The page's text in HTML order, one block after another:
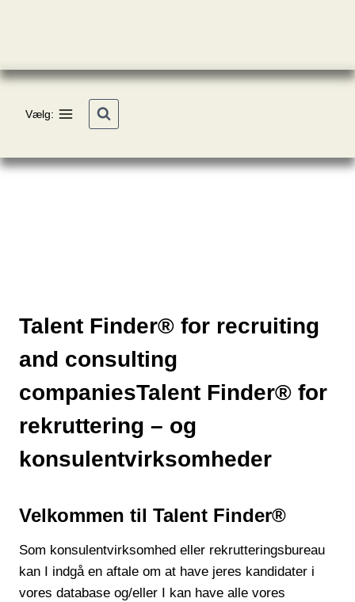
Vælg:
Talent Finder® for recruiting
and consulting
companiesTalent Finder® for
rekruttering – og
konsulentvirksomheder
Velkommen til Talent Finder®
Som konsulentvirksomhed eller rekrutteringsbureau
kan I indgå en aftale om at have jeres kandidater i
vores database og/eller I kan have alle vores